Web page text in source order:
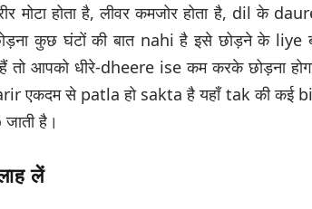
मोटा होता है, लीवर कमजोर होता है, dil के
कुछ घंटों की बात nahi है इसे छोड़ने के
तो आपको धीरे-dheere ise कम करके छोड़ना
एकदम से patla हो sakta है यहाँ tak की कई
है।
लें